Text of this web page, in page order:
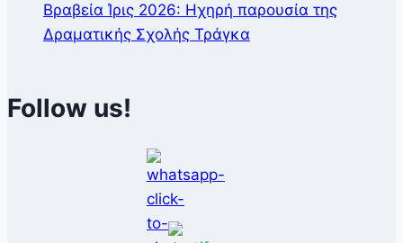
Βραβεία Ίρις 2026: Ηχηρή παρουσία της
Δραματικής Σχολής Τράγκα
Follow us!